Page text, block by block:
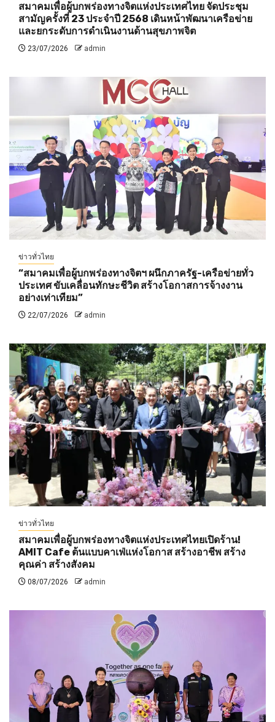
สมาคมเพื่อผู้บกพร่องทางจิตแห่งประเทศไทย จัดประชุม
สามัญครั้งที่ 23 ประจำปี 2568 เดินหน้าพัฒนาเครือข่าย
และยกระดับการดำเนินงานด้านสุขภาพจิต
23/07/2026 admin
ข่าวทั่วไทย
“สมาคมเพื่อผู้บกพร่องทางจิตฯ ผนึกภาครัฐ-เครือข่ายทั่ว
ประเทศ ขับเคลื่อนทักษะชีวิต สร้างโอกาสการจ้างงาน
อย่างเท่าเทียม”
22/07/2026 admin
ข่าวทั่วไทย
สมาคมเพื่อผู้บกพร่องทางจิตแห่งประเทศไทยเปิดร้าน!
AMIT Cafe ต้นแบบคาเฟ่แห่งโอกาส สร้างอาชีพ สร้าง
คุณค่า สร้างสังคม
08/07/2026 admin